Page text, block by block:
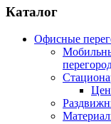
Каталог
Офисные